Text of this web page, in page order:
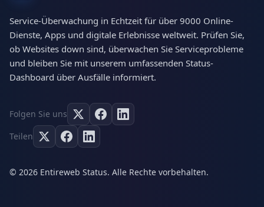
Service-Überwachung in Echtzeit für über 9000 Online-
Dienste, Apps und digitale Erlebnisse weltweit. Prüfen Sie,
ob Websites down sind, überwachen Sie Serviceprobleme
und bleiben Sie mit unserem umfassenden Status-
Dashboard über Ausfälle informiert.
Folgen Sie uns
Teilen
© 2026 Entireweb Status. Alle Rechte vorbehalten.